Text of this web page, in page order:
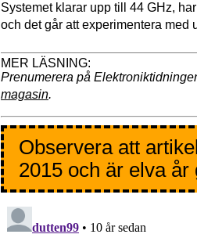
Systemet klarar upp till 44 GHz,
och det går att experimentera med
Prenumerera på
magasin.
Observera att
2015 och är elva år